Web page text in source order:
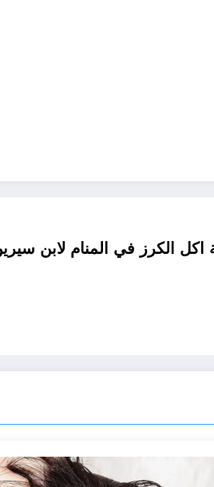
الكرز في المنام لابن